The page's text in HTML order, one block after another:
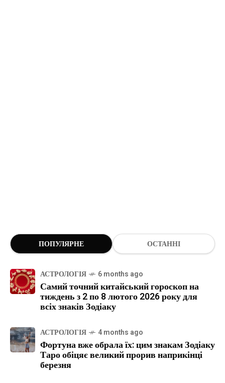
ПОПУЛЯРНЕ ОСТАННІ
АСТРОЛОГІЯ 6 months ago
Самий точний китайський гороскоп на
тиждень з 2 по 8 лютого 2026 року для
всіх знаків Зодіаку
АСТРОЛОГІЯ 4 months ago
Фортуна вже обрала їх: цим знакам Зодіаку
Таро обіцяє великий прорив наприкінці
березня